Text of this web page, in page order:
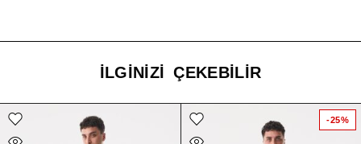
İLGINIZI ÇEKEBILIR
-25%